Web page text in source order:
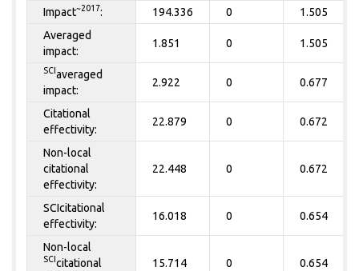
Impact~2017: 194.336 0
1.505
Averaged
impact:
1.851 0 1.505
SCI averaged
impact:
2.922 0 0.677
Citational
effectivity:
22.879 0 0.672
Non-local
citational
effectivity:
22.448 0 0.672
SCIcitational
effectivity:
16.018 0 0.654
Non-local
SCI citational
15.714 0 0.654